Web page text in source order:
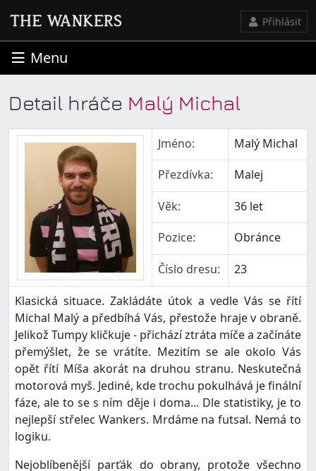
Přihlásit
Menu
Detail hráče Malý Michal
Jméno:
Malý Michal
Přezdívka:
Malej
Věk:
36 let
Pozice:
Obránce
Číslo dresu: 23
Klasická situace. Zakládáte útok a vedle Vás se řítí
Michal Malý a předbíhá Vás, přestože hraje v obraně.
Jelikož Tumpy kličkuje - přichází ztráta míče a začínáte
přemýšlet, že se vrátíte. Mezitím se ale okolo Vás
opět řítí Míša akorát na druhou stranu. Neskutečná
motorová myš. Jediné, kde trochu pokulhává je finální
fáze, ale to se s ním děje i doma... Dle statistiky, je to
nejlepší střelec Wankers. Mrdáme na futsal. Nemá to
logiku.
Nejoblíbenější parťák do obrany, protože všechno